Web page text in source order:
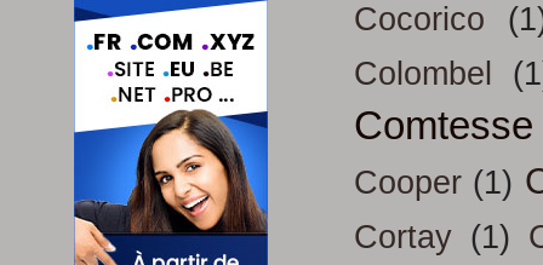
Cocorico
Colombel
Cooper (1)
Cortay (1)